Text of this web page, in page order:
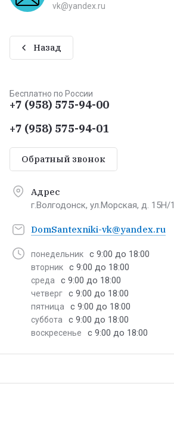
vk@yandex.ru
Назад
Бесплатно по России
+7 (958) 575-94-00
+7 (958) 575-94-01
Обратный звонок
Адрес
г.Волгодонск, ул.Морская, д. 15Н/1
DomSantexniki-vk@yandex.ru
понедельник с 9:00 до 18:00
вторник с 9:00 до 18:00
среда с 9:00 до 18:00
четверг с 9:00 до 18:00
пятница с 9:00 до 18:00
суббота с 9:00 до 18:00
воскресенье с 9:00 до 18:00